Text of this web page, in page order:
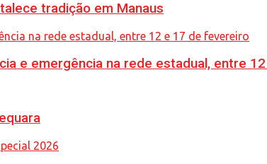
tradição em Manaus
e emergência na rede estadual, entre